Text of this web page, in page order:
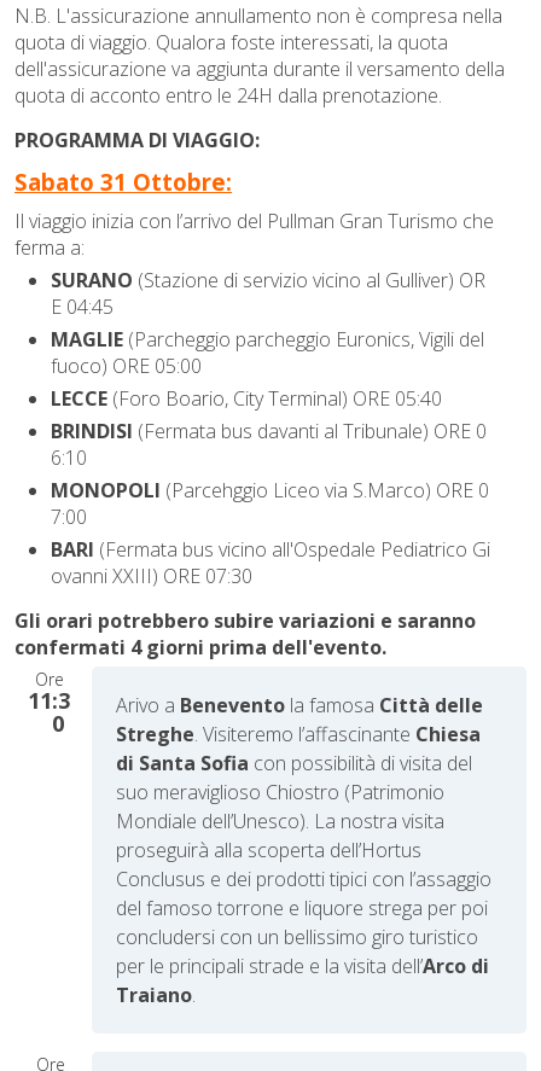
N.B. L'assicurazione annullamento non è compresa nella
quota di viaggio. Qualora foste interessati, la quota
dell'assicurazione va aggiunta durante il versamento della
quota di acconto entro le 24H dalla prenotazione.
PROGRAMMA DI VIAGGIO:
Sabato 31 Ottobre:
Il viaggio inizia con l’arrivo del Pullman Gran Turismo che
ferma a:
SURANO (Stazione di servizio vicino al Gulliver) OR
E 04:45
MAGLIE (Parcheggio parcheggio Euronics, Vigili del
fuoco) ORE 05:00
LECCE (Foro Boario, City Terminal) ORE 05:40
BRINDISI (Fermata bus davanti al Tribunale) ORE 0
6:10
MONOPOLI (Parcehggio Liceo via S.Marco) ORE 0
7:00
BARI (Fermata bus vicino all'Ospedale Pediatrico Gi
ovanni XXIII) ORE 07:30
Gli orari potrebbero subire variazioni e saranno
confermati 4 giorni prima dell'evento.
Ore
11:3
0
Arivo a Beneventola famosa Città delle
Streghe. Visiteremo l’affascinante Chiesa
di Santa Sofia con possibilità di visita del
suo meraviglioso Chiostro (Patrimonio
Mondiale dell’Unesco). La nostra visita
proseguirà alla scoperta dell’Hortus
Conclusus e dei prodotti tipici con l’assaggio
del famoso torrone e liquore strega per poi
concludersi con un bellissimo giro turistico
per le principali strade e la visita dell’Arco di
Traiano.
Ore